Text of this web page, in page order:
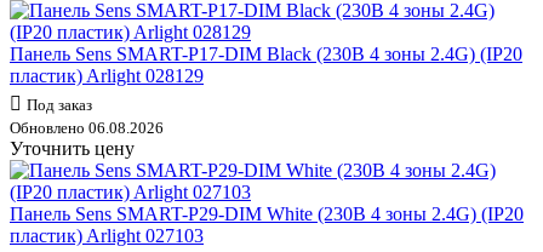
Панель Sens SMART-P17-DIM Black (230В 4 зоны 2.4G) (IP20
пластик) Arlight 028129
Под заказ
Обновлено 06.08.2026
Уточнить цену
Панель Sens SMART-P29-DIM White (230В 4 зоны 2.4G) (IP20
пластик) Arlight 027103